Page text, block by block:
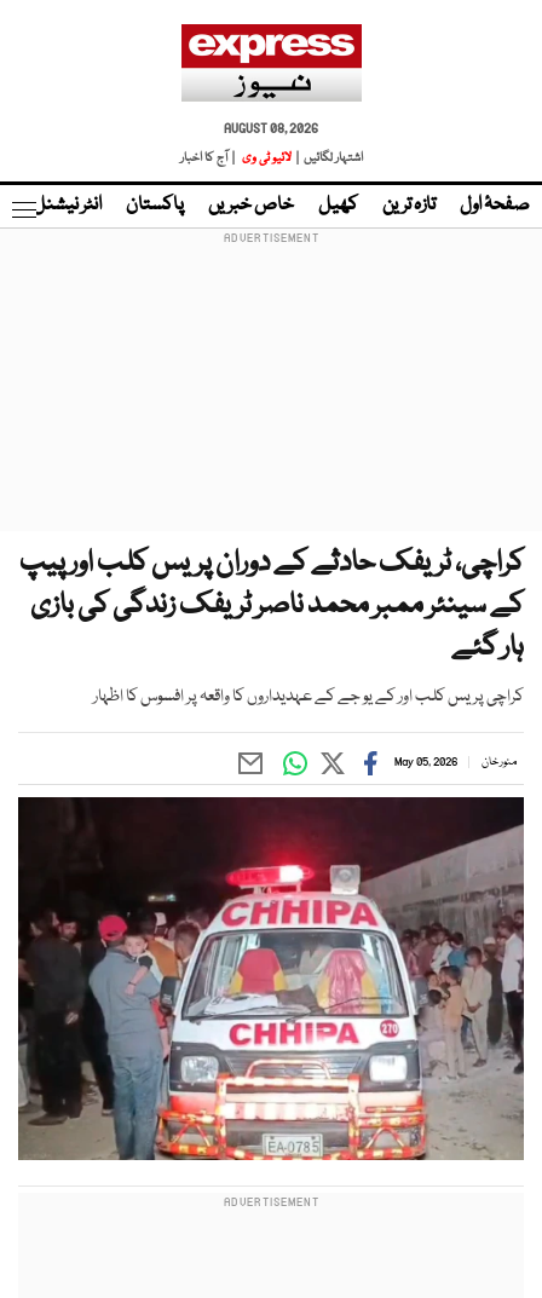
AUGUST 08, 2026
اشتہار لگائیں |
لائیو ٹی وی | آج کا اخبار
صفحۂ اول تازہ ترین کھیل خاص خبریں پاکستان انٹر نیشنل
کراچی، ٹریفک حادثے کے دوران پریس کلب اور پیپ
کے سینئر ممبر محمد ناصر ٹریفک زندگی کی بازی
ہار گئے
کراچی پریس کلب اور کے یو جے کے عہدیداروں کا واقعہ پر افسوس کا اظہار
منور خان May 05, 2026